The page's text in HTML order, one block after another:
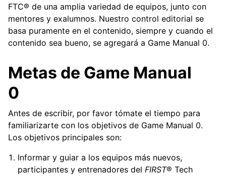
navigation of Software
navigation of Premios
navigation of Guía del colaborador
FTC® de una amplia variedad de equipos, junto con
mentores y exalumnos. Nuestro control editorial se
basa puramente en el contenido, siempre y cuando el
contenido sea bueno, se agregará a Game Manual 0.
Metas de Game Manual
0
Antes de escribir, por favor tómate el tiempo para
familiarizarte con los objetivos de Game Manual 0.
Los objetivos principales son:
Informar y guiar a los equipos más nuevos,
participantes y entrenadores delFIRST® Tech